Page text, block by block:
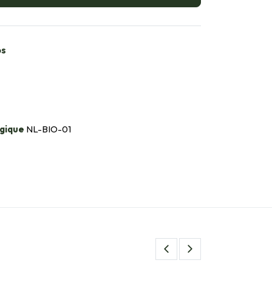
NL-BIO-01